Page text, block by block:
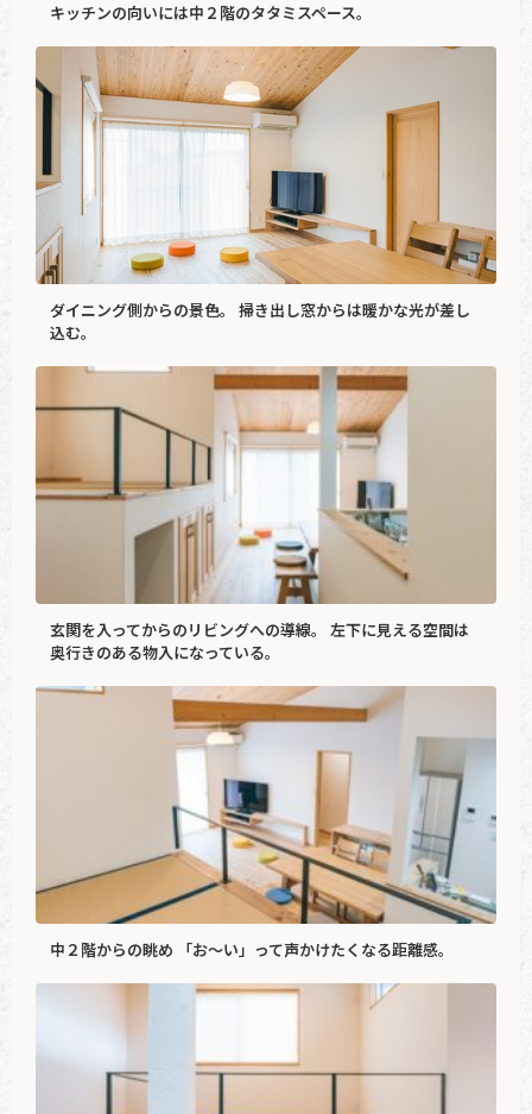
キッチンの向いには中２階のタタミスペース。
ダイニング側からの景色。 掃き出し窓からは暖かな光が差し
込む。
玄関を入ってからのリビングへの導線。 左下に見える空間は
奥行きのある物入になっている。
中２階からの眺め 「お～い」って声かけたくなる距離感。